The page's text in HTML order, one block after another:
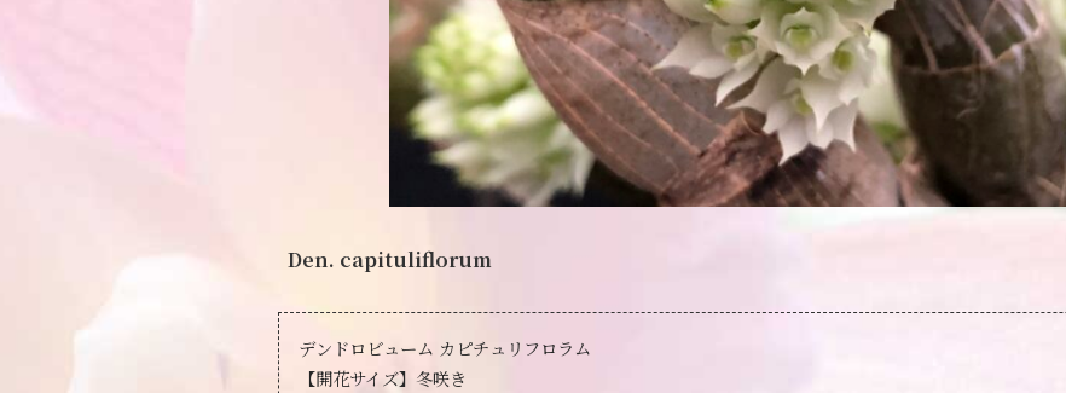
Den. capituliflorum
デンドロビューム カピチュリフロラム
【開花サイズ】冬咲き